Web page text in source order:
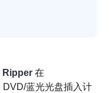
Ripper 在
蓝光光盘插入计